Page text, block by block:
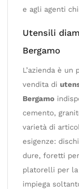
e agli agenti
Utensili
Bergamo
L’azienda è
vendita di
Bergamo
cemento,
varietà di
esigenze:
dure, foretti
platorelli per
impiega